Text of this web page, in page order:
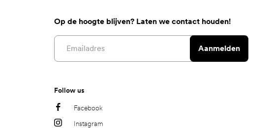
Op de hoogte blijven? Laten we contact houden!
Email address
Aanmelden
Follow us
Facebook
Instagram